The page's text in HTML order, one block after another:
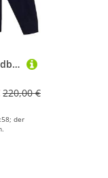
'J.Lindeberg Golf Jeffrey Windbreaker Sweater navy'
220,00 €
der